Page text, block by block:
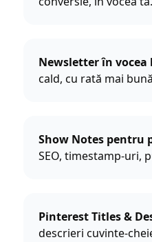
Newsletter în
cald, cu rată mai
Show Notes pentru
SEO, timestamp-uri,
Pinterest Titles &
descrieri cuvinte-